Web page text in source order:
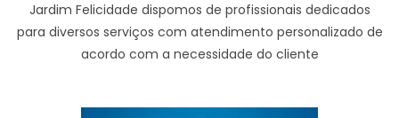
Jardim Felicidade dispomos de profissionais dedicados
para diversos serviços com atendimento personalizado de
acordo com a necessidade do cliente